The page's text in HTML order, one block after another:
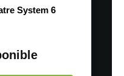
System 6